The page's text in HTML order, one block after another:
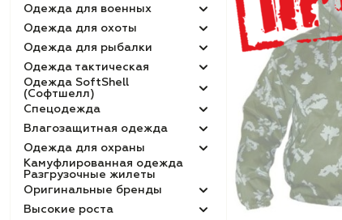
Одежда для военных
Одежда для охоты
Одежда для рыбалки
Одежда тактическая
Одежда SoftShell
(Софтшелл)
Спецодежда
Влагозащитная одежда
Одежда для охраны
Камуфлированная одежда
Разгрузочные жилеты
Оригинальные бренды
Высокие роста